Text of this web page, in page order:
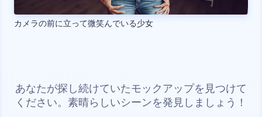
カメラの前に立って微笑んでいる少女
あなたが探し続けていたモックアップを見つけて
ください。素晴らしいシーンを発見しましょう！